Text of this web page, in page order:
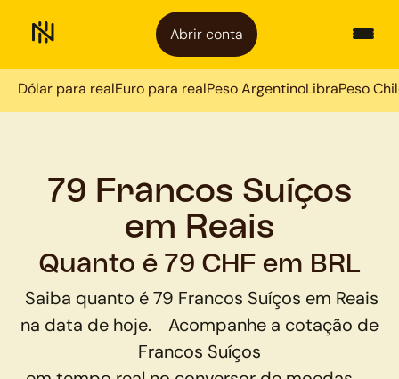
Abrir conta
Dólar para realEuro para realPeso ArgentinoLibraPeso
79 Francos Suíços
em Reais
Quanto é 79 CHF em BRL
Saiba quanto é 79 Francos Suíços em Reais
na data de hoje.
Acompanhe a cotação de
Francos Suíços